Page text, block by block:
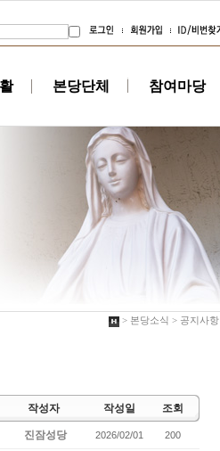
본당단체 참여마당
> 본당소식 > 공지사항
작성자 작성일 조회
진잠성당 2026/02/01 200